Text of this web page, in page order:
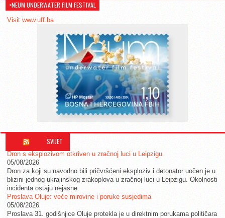
>NEUM UNDERWATER FILM FESTIVAL
Visit www.uff.ba
SVIJET
Dron s eksplozivom otkriven u zračnoj luci u Leipzigu
05/08/2026
Dron za koji su navodno bili pričvršćeni eksploziv i detonator uočen je u
blizini jednog ukrajinskog zrakoplova u zračnoj luci u Leipzigu. Okolnosti
incidenta ostaju nejasne.
Proslava Oluje: veće mirovine i poruke susjedima
05/08/2026
Proslava 31. godišnjice Oluje protekla je u direktnim porukama političara